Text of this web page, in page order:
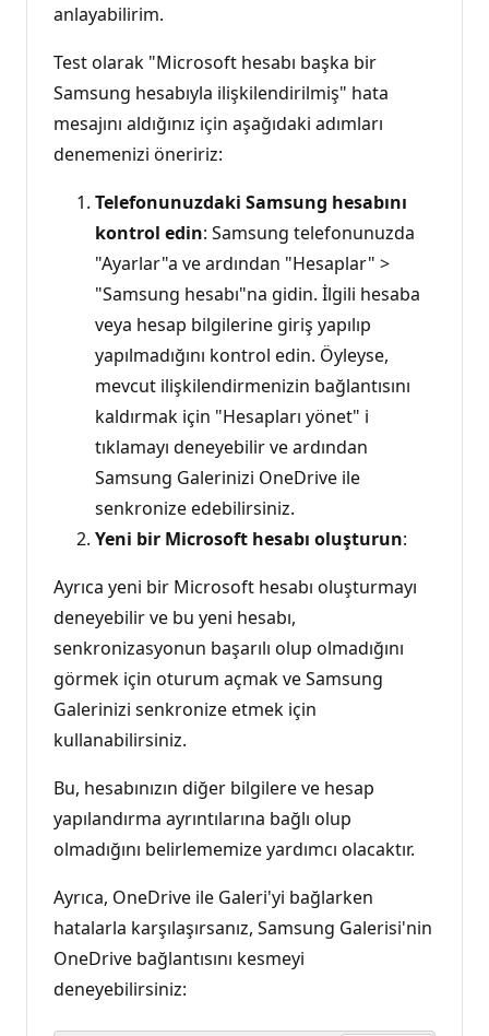
anlayabilirim.
Test olarak "Microsoft hesabı başka bir
Samsung hesabıyla ilişkilendirilmiş" hata
mesajını aldığınız için aşağıdaki adımları
denemenizi öneririz:
Telefonunuzdaki Samsung hesabını
kontrol edin: Samsung telefonunuzda
"Ayarlar"a ve ardından "Hesaplar" >
"Samsung hesabı"na gidin. İlgili hesaba
veya hesap bilgilerine giriş yapılıp
yapılmadığını kontrol edin. Öyleyse,
mevcut ilişkilendirmenizin bağlantısını
kaldırmak için "Hesapları yönet" i
tıklamayı deneyebilir ve ardından
Samsung Galerinizi OneDrive ile
senkronize edebilirsiniz.
Yeni bir Microsoft hesabı oluşturun:
Ayrıca yeni bir Microsoft hesabı oluşturmayı
deneyebilir ve bu yeni hesabı,
senkronizasyonun başarılı olup olmadığını
görmek için oturum açmak ve Samsung
Galerinizi senkronize etmek için
kullanabilirsiniz.
Bu, hesabınızın diğer bilgilere ve hesap
yapılandırma ayrıntılarına bağlı olup
olmadığını belirlememize yardımcı olacaktır.
Ayrıca, OneDrive ile Galeri'yi bağlarken
hatalarla karşılaşırsanız, Samsung Galerisi'nin
OneDrive bağlantısını kesmeyi
deneyebilirsiniz: